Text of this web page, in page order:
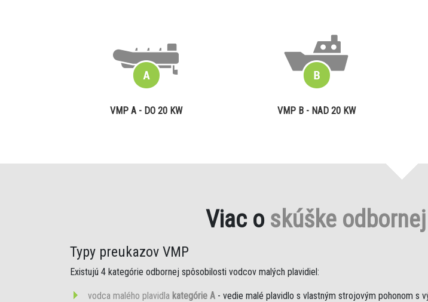
VMP A - DO 20 KW VMP B - NAD 20 KW
Viac o skúške
Typy preukazov VMP
Existujú 4 kategórie odbornej spôsobilosti vodcov malých plavidiel:
vodca malého plavidla kategórie A - vedie malé plavidlo s vlastným strojovým pohonom s